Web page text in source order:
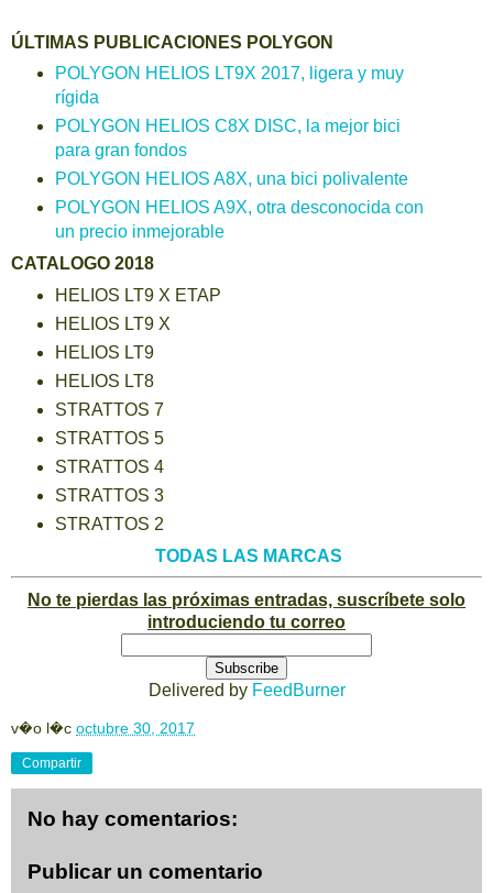
ÚLTIMAS PUBLICACIONES POLYGON
POLYGON HELIOS LT9X 2017, ligera y muy
rígida
POLYGON HELIOS C8X DISC, la mejor bici
para gran fondos
POLYGON HELIOS A8X, una bici polivalente
POLYGON HELIOS A9X, otra desconocida con
un precio inmejorable
CATALOGO 2018
HELIOS LT9 X ETAP
HELIOS LT9 X
HELIOS LT9
HELIOS LT8
STRATTOS 7
STRATTOS 5
STRATTOS 4
STRATTOS 3
STRATTOS 2
TODAS LAS MARCAS
No te pierdas las próximas entradas, suscríbete solo
introduciendo tu correo
Delivered by FeedBurner
v�o l�c octubre 30, 2017
Compartir
No hay comentarios:
Publicar un comentario